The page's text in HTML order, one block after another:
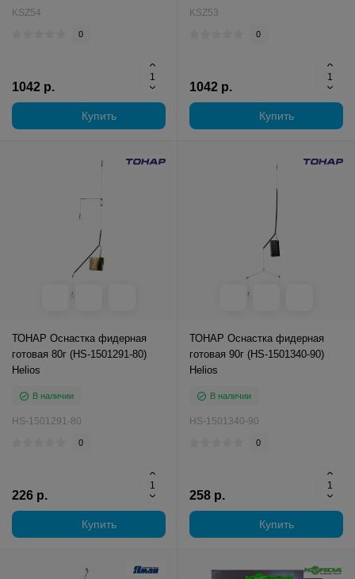
KSZ54
0
1042 р.
Купить
KSZ53
0
1042 р.
Купить
ТОНАР Оснастка фидерная
готовая 80г (HS-1501291-80)
Helios
В наличии
HS-1501291-80
0
226 р.
Купить
ТОНАР Оснастка фидерная
готовая 90г (HS-1501340-90)
Helios
В наличии
HS-1501340-90
0
258 р.
Купить